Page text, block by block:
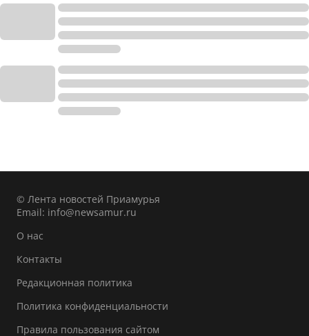
© Лента новостей Приамурья
Email: info@newsamur.ru
О нас
Контакты
Редакционная политика
Политика конфиденциальности
Правила пользования сайтом